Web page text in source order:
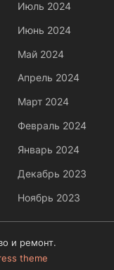
Июль 2024
Июнь 2024
Май 2024
Апрель 2024
Март 2024
Февраль 2024
Январь 2024
Декабрь 2023
Ноябрь 2023
и ремонт.
theme